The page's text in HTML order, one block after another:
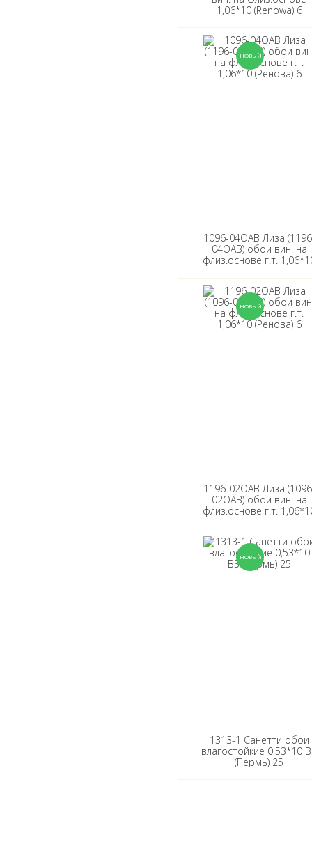
1,06*10 (Renowa) 6
1096-04ОАВ Лиза
04ОАВ) обои вин. на
флиз.основе г.т.
1196-02ОАВ Лиза
02ОАВ) обои вин. на
флиз.основе г.т.
1313-1 Санетти обои
влагостойкие 0,53*10
(Пермь) 25